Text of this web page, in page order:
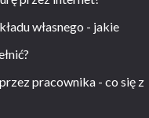
własnego - jakie
pracownika - co się z